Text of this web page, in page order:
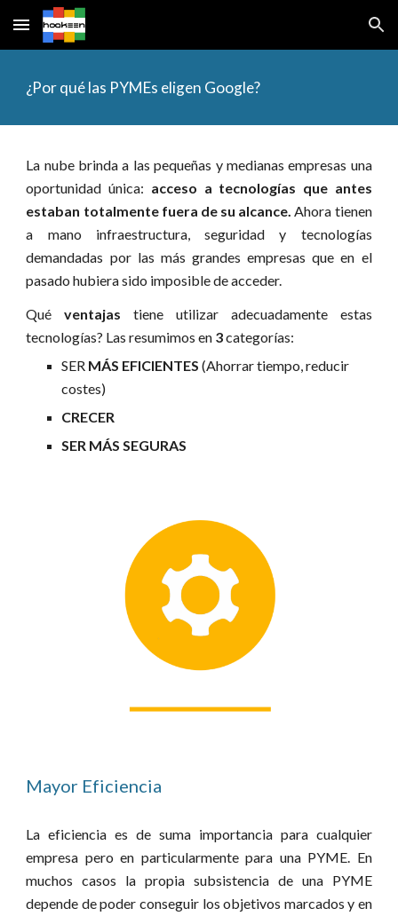
Skip to main content Skip to navigation
¿Por qué las PYMEs eligen Google?
La nube brinda a las pequeñas y medianas empresas una
oportunidad única: acceso a tecnologías que antes
estaban totalmente fuera de su alcance.Ahora tienen
a mano infraestructura, seguridad y tecnologías
demandadas por las más grandes empresas que en el
pasado hubiera sido imposible de acceder.
Quéventajas tiene utilizar adecuadamente estas
tecnologías? Las resumimos en 3categorías:
SER MÁS EFICIENTES (Ahorrar tiempo, reducir
costes)
CRECER
SER MÁS SEGURAS
Mayor Eficiencia
La eficiencia es de suma importancia para cualquier
empresa pero en particularmente para una PYME. En
muchos casos la propia subsistencia de una PYME
depende de poder conseguir los objetivos marcados y en